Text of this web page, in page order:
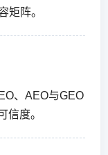
矩阵。
、AEO与GEO
信度。